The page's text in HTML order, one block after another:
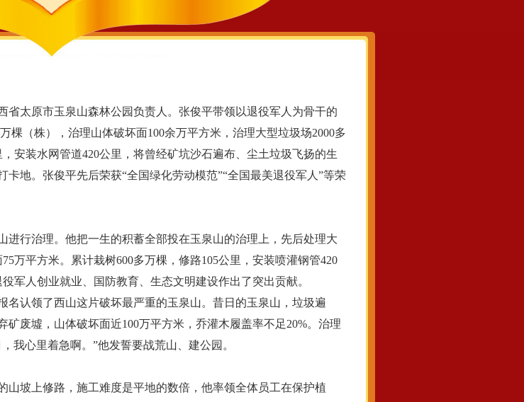
太原市玉泉山森林公园负责人。张俊平带领以退役军人为骨干的
棵（株），治理山体破坏面100余万平方米，治理大型垃圾场2000多
安装水网管道420公里，将曾经矿坑沙石遍布、尘土垃圾飞扬的生
地。张俊平先后荣获“全国绿化劳动模范”“全国最美退役军人”等荣
行治理。他把一生的积蓄全部投在玉泉山的治理上，先后处理大
万平方米。累计栽树600多万棵，修路105公里，安装喷灌钢管420
军人创业就业、国防教育、生态文明建设作出了突出贡献。
认领了西山这片破坏最严重的玉泉山。昔日的玉泉山，垃圾遍
废墟，山体破坏面近100万平方米，乔灌木履盖率不足20%。治理
我心里着急啊。”他发誓要战荒山、建公园。
坡上修路，施工难度是平地的数倍，他率领全体员工在保护植